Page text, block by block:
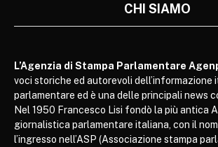
CHI SIAMO
L’Agenzia di Stampa Parlamentare
voci storiche ed autorevoli dell’informazione
parlamentare ed è una delle principali news
Nel 1950 Francesco Lisi fondò la più antica
giornalistica parlamentare italiana, con il
l’ingresso nell’ASP (Associazione stampa